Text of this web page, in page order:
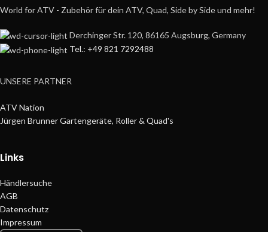
World for ATV - Zubehör für dein ATV, Quad, Side by Side und mehr!
Derchinger Str. 120, 86165 Augsburg, Germany
Tel.: +49 821 7292488
UNSERE PARTNER
ATV Nation
Jürgen Brunner Gartengeräte, Roller & Quad's
Links
Händlersuche
AGB
Datenschutz
Impressum